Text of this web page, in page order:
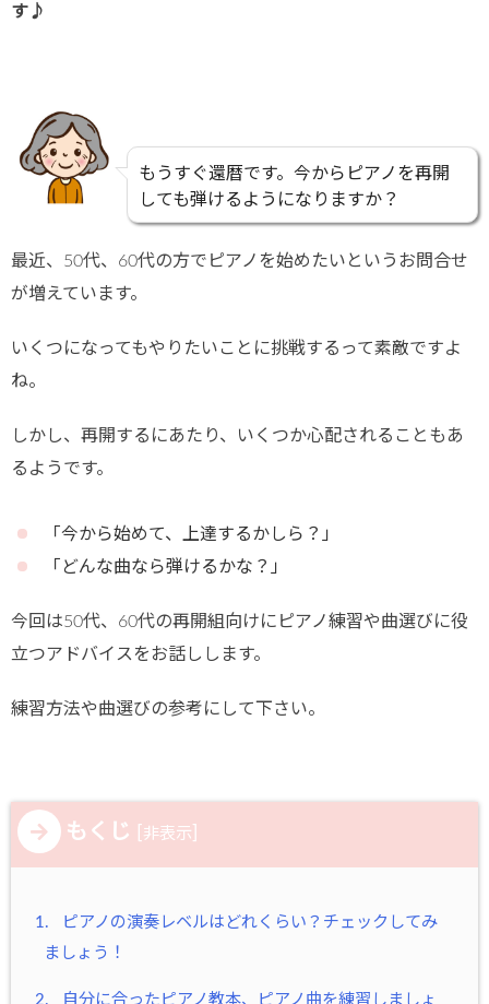
す♪
もうすぐ還暦です。今からピアノを再開
しても弾けるようになりますか？
最近、50代、60代の方でピアノを始めたいというお問合せ
が増えています。
いくつになってもやりたいことに挑戦するって素敵ですよ
ね。
しかし、再開するにあたり、いくつか心配されることもあ
るようです。
「今から始めて、上達するかしら？」
「どんな曲なら弾けるかな？」
今回は50代、60代の再開組向けにピアノ練習や曲選びに役
立つアドバイスをお話しします。
練習方法や曲選びの参考にして下さい。
もくじ 非表示
1.
ピアノの演奏レベルはどれくらい？チェックしてみ
ましょう！
2.
自分に合ったピアノ教本、ピアノ曲を練習しましょ